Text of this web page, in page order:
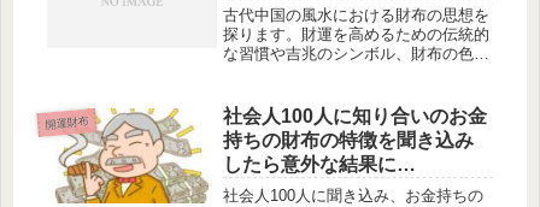
古代中国の風水における財布の思想を
探ります。財運を高めるための伝統的
な習慣や吉兆のシンボル、財布の色や
開運財布
社会人100人に知り合いのお金
持ちの財布の特徴を聞き込み
したら意外な結果に…
社会人100人に聞き込み、お金持ちの